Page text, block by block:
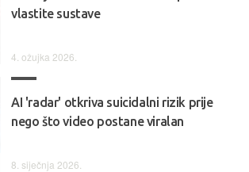
vlastite sustave
4. ožujka 2026.
AI 'radar' otkriva suicidalni rizik prije
nego što video postane viralan
8. siječnja 2026.